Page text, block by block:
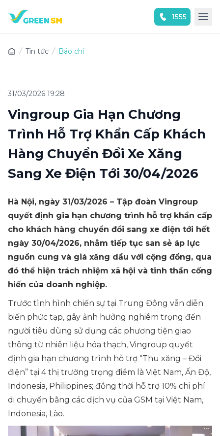
1555
Tin tức Báo chí
31/03/2026 19:28
Vingroup Gia Hạn Chương
Trình Hỗ Trợ Khẩn Cấp Khách
Hàng Chuyển Đổi Xe Xăng
Sang Xe Điện Tới 30/04/2026
Hà Nội, ngày 31/03/2026 – Tập đoàn Vingroup
quyết định gia hạn chương trình hỗ trợ khẩn cấp
cho khách hàng chuyển đổi sang xe điện tới hết
ngày 30/04/2026, nhằm tiếp tục san sẻ áp lực
nguồn cung và giá xăng dầu với cộng đồng, qua
đó thể hiện trách nhiệm xã hội và tinh thần cống
hiến của doanh nghiệp.
Trước tình hình chiến sự tại Trung Đông vẫn diễn
biến phức tạp, gây ảnh hưởng nghiêm trọng đến
người tiêu dùng sử dụng các phương tiện giao
thông từ nhiên liệu hóa thạch, Vingroup quyết
định gia hạn chương trình hỗ trợ “Thu xăng – Đổi
điện” tại 4 thị trường trọng điểm là Việt Nam, Ấn Độ,
Indonesia, Philippines; đồng thời hỗ trợ 10% chi phí
di chuyển bằng các dịch vụ của GSM tại Việt Nam,
Indonesia, Lào.